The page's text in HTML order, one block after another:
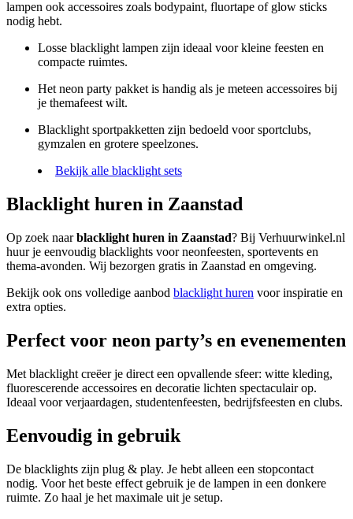
lampen ook accessoires zoals bodypaint, fluortape of glow sticks
nodig hebt.
Losse blacklight lampen zijn ideaal voor kleine feesten en
compacte ruimtes.
Het neon party pakket is handig als je meteen accessoires bij
je themafeest wilt.
Blacklight sportpakketten zijn bedoeld voor sportclubs,
gymzalen en grotere speelzones.
Bekijk alle blacklight sets
Blacklight huren in Zaanstad
Op zoek naarblacklight huren in Zaanstad? Bij Verhuurwinkel.nl
huur je eenvoudig blacklights voor neonfeesten, sportevents en
thema-avonden. Wij bezorgen gratis in Zaanstad en omgeving.
Bekijk ook ons volledige aanbod blacklight huren voor inspiratie en
extra opties.
Perfect voor neon party’s en evenementen
Met blacklight creëer je direct een opvallende sfeer: witte kleding,
fluorescerende accessoires en decoratie lichten spectaculair op.
Ideaal voor verjaardagen, studentenfeesten, bedrijfsfeesten en clubs.
Eenvoudig in gebruik
De blacklights zijn plug & play. Je hebt alleen een stopcontact
nodig. Voor het beste effect gebruik je de lampen in een donkere
ruimte. Zo haal je het maximale uit je setup.